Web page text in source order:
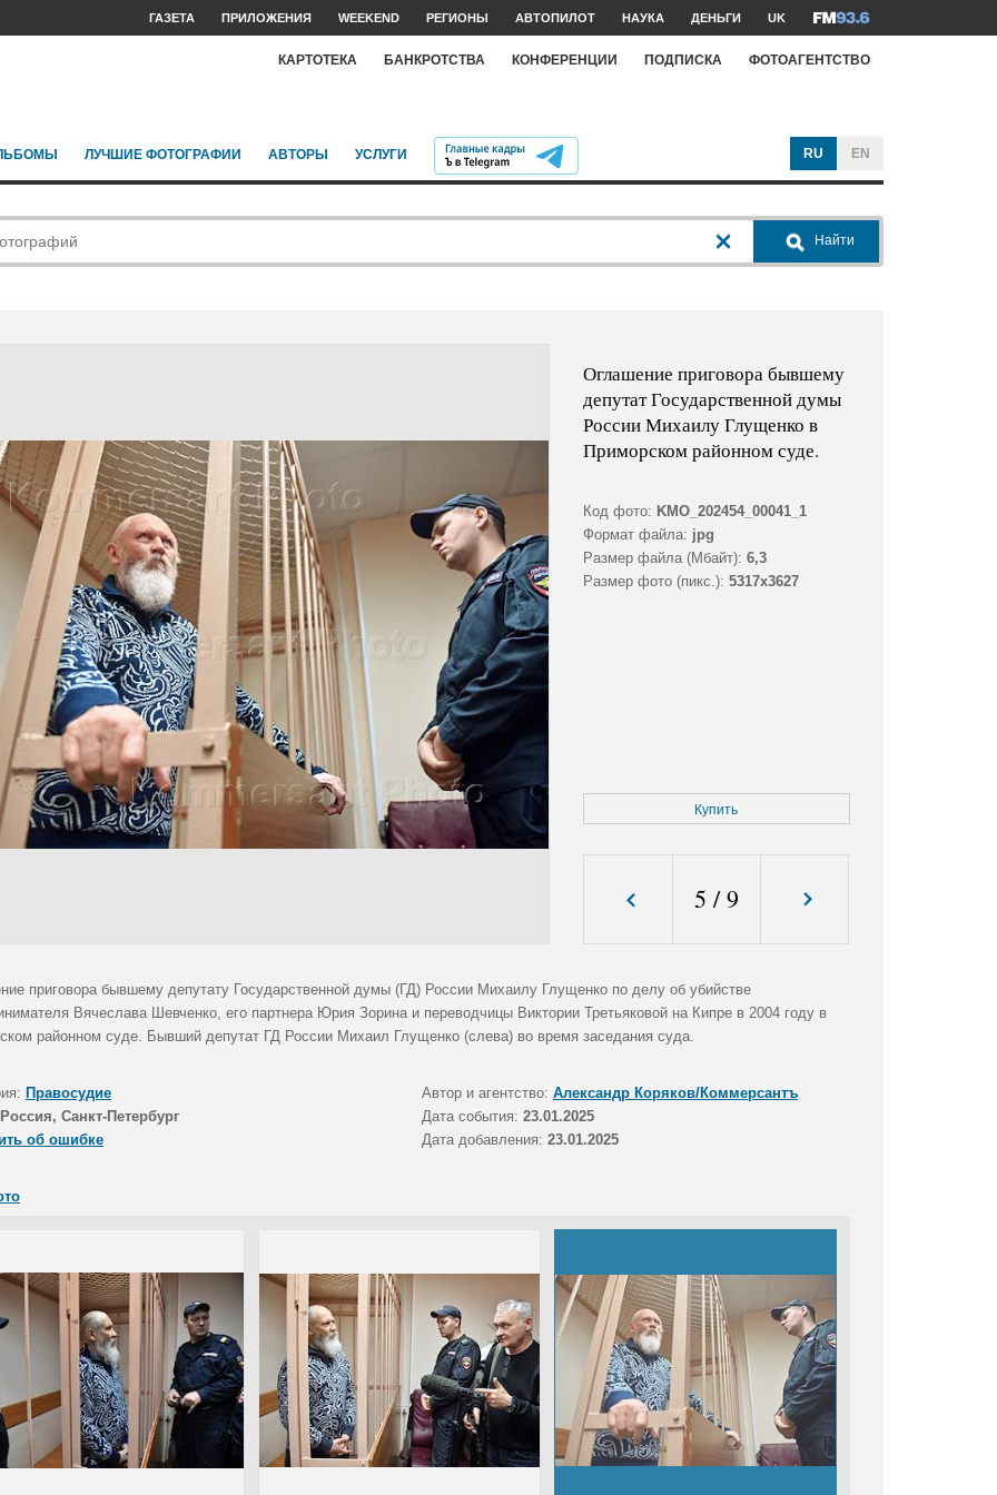
ГАЗЕТА ПРИЛОЖЕНИЯ WEEKEND РЕГИОНЫ АВТОПИЛОТ НАУКА ДЕНЬГИ UK
КАРТОТЕКА БАНКРОТСТВА КОНФЕРЕНЦИИ ПОДПИСКА ФОТОАГЕНТСТВО
ЛУЧШИЕ ФОТОГРАФИИ АВТОРЫ УСЛУГИ RU EN
Найти
Оглашение приговора бывшему
депутат Государственной думы
России Михаилу Глущенко в
Приморском районном суде.
Код фото: KMO_202454_00041_1
Формат файла: jpg
Размер файла (Мбайт): 6,3
Размер фото (пикс.): 5317x3627
Купить
5 /9
приговора бывшему депутату Государственной думы (ГД) России Михаилу Глущенко по делу об убийстве
Вячеслава Шевченко, его партнера Юрия Зорина и переводчицы Виктории Третьяковой на Кипре в 2004 году в
районном суде. Бывший депутат ГД России Михаил Глущенко (слева) во время заседания суда.
Правосудие Автор и агентство: Александр Коряков/Коммерсантъ
Россия, Санкт-Петербург Дата события: 23.01.2025
об ошибке
Дата добавления: 23.01.2025